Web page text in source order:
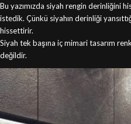
Bu yazımızda siyah rengin derinliğini
istedik. Çünkü siyahın derinliği
hissettirir.
Siyah tek başına iç mimari tasarım
değildir.